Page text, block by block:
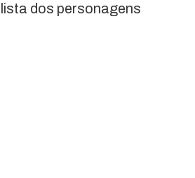
dos personagens